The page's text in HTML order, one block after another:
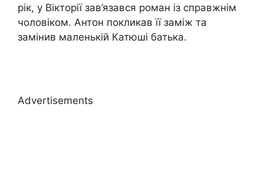
рік, у Вікторії зав’язався роман із справжнім
чоловіком. Антон покликав її заміж та
замінив маленькій Катюші батька.
Advertisements